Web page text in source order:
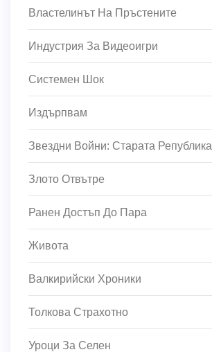
Властелинът На Пръстените
Индустрия За Видеоигри
Системен Шок
Издърпвам
Звездни Войни: Старата Република
Злото Отвътре
Ранен Достъп До Пара
Живота
Валкирийски Хроники
Толкова Страхотно
Уроци За Селен